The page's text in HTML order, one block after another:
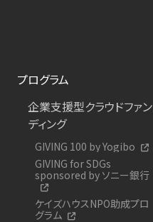
プログラム
企業支援型クラウドファン
ディング
GIVING 100 by Yogibo
GIVING for SDGs
sponsored by ソニー銀行
ケイズハウスNPO助成プロ
グラム